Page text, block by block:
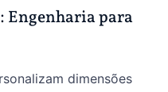
Engenharia para
dimensões